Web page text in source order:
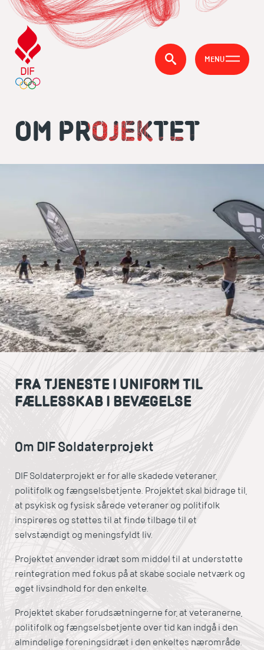
MENU
OM PROJEKTET
FRA TJENESTE I UNIFORM TIL
FÆLLESSKAB I BEVÆGELSE
Om DIF Soldaterprojekt
DIF Soldaterprojekt er for alle skadede veteraner,
politifolk og fængselsbetjente. Projektet skal bidrage til,
at psykisk og fysisk sårede veteraner og politifolk
inspireres og støttes til at finde tilbage til et
selvstændigt og meningsfyldt liv.
Projektet anvender idræt som middel til at understøtte
reintegration med fokus på at skabe sociale netværk og
øget livsindhold for den enkelte.
Projektet skaber forudsætningerne for, at veteranerne,
politifolk og fængselsbetjente over tid kan indgå i den
almindelige foreningsidræt i den enkeltes nærområde.